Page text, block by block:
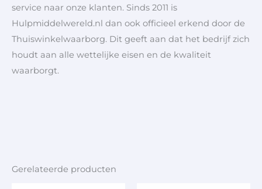
service naar onze klanten. Sinds 2011 is
Hulpmiddelwereld.nl dan ook officieel erkend door de
Thuiswinkelwaarborg. Dit geeft aan dat het bedrijf zich
houdt aan alle wettelijke eisen en de kwaliteit
waarborgt.
Gerelateerde producten